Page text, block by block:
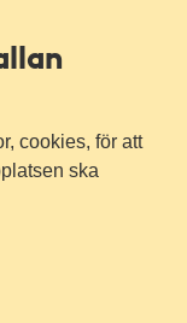
cookies, för att
ska